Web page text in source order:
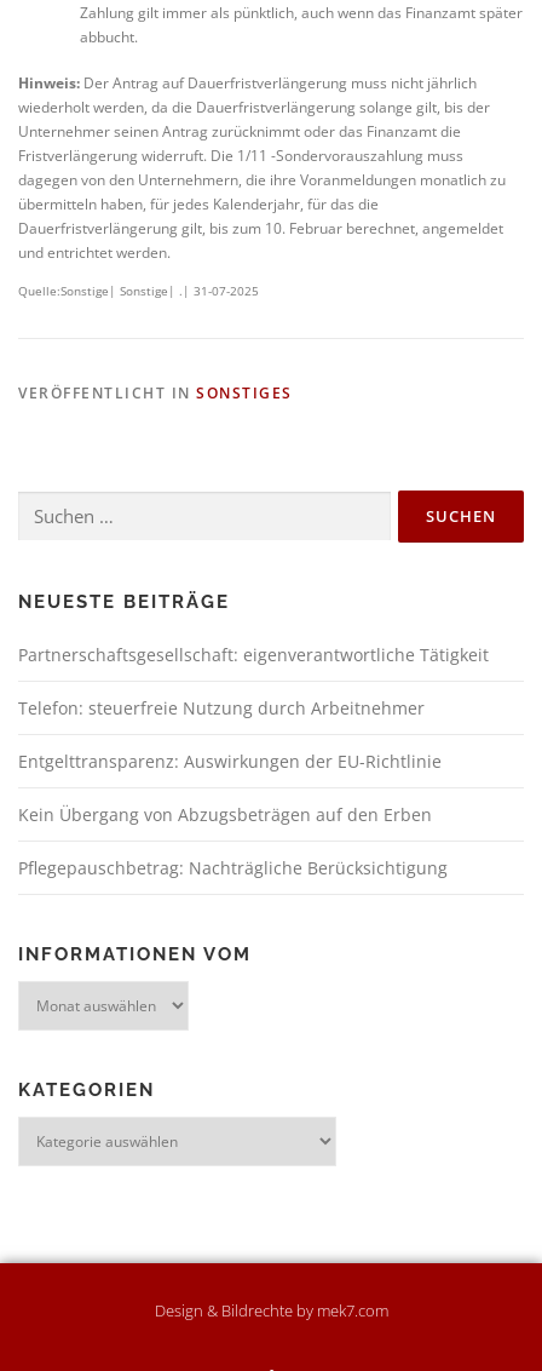
Zahlung gilt immer als pünktlich, auch wenn das Finanzamt später
abbucht.
Hinweis: Der Antrag auf Dauerfristverlängerung muss nicht jährlich
wiederholt werden, da die Dauerfristverlängerung solange gilt, bis der
Unternehmer seinen Antrag zurücknimmt oder das Finanzamt die
Fristverlängerung widerruft. Die 1/11 -Sondervorauszahlung muss
dagegen von den Unternehmern, die ihre Voranmeldungen monatlich zu
übermitteln haben, für jedes Kalenderjahr, für das die
Dauerfristverlängerung gilt, bis zum 10. Februar berechnet, angemeldet
und entrichtet werden.
Quelle:Sonstige| Sonstige| .| 31-07-2025
VERÖFFENTLICHT IN SONSTIGES
NEUESTE BEITRÄGE
Partnerschaftsgesellschaft: eigenverantwortliche Tätigkeit
Telefon: steuerfreie Nutzung durch Arbeitnehmer
Entgelttransparenz: Auswirkungen der EU-Richtlinie
Kein Übergang von Abzugsbeträgen auf den Erben
Pflegepauschbetrag: Nachträgliche Berücksichtigung
INFORMATIONEN VOM
KATEGORIEN
Design & Bildrechte by mek7.com